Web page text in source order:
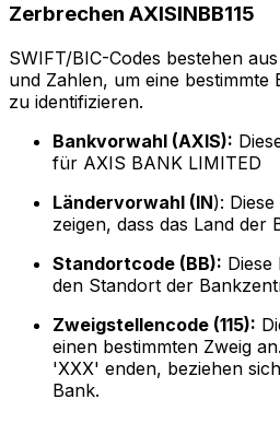
Zerbrechen AXISINBB115
SWIFT/BIC-Codes bestehen
und Zahlen, um eine bestimmte
zu identifizieren.
Bankvorwahl (AXIS):
für AXIS BANK LIMITED
Ländervorwahl (IN):
zeigen, dass das Land der
Standortcode (BB): Diese
den Standort der
Zweigstellencode (115):
einen bestimmten Zweig
'XXX' enden, beziehen
Bank.